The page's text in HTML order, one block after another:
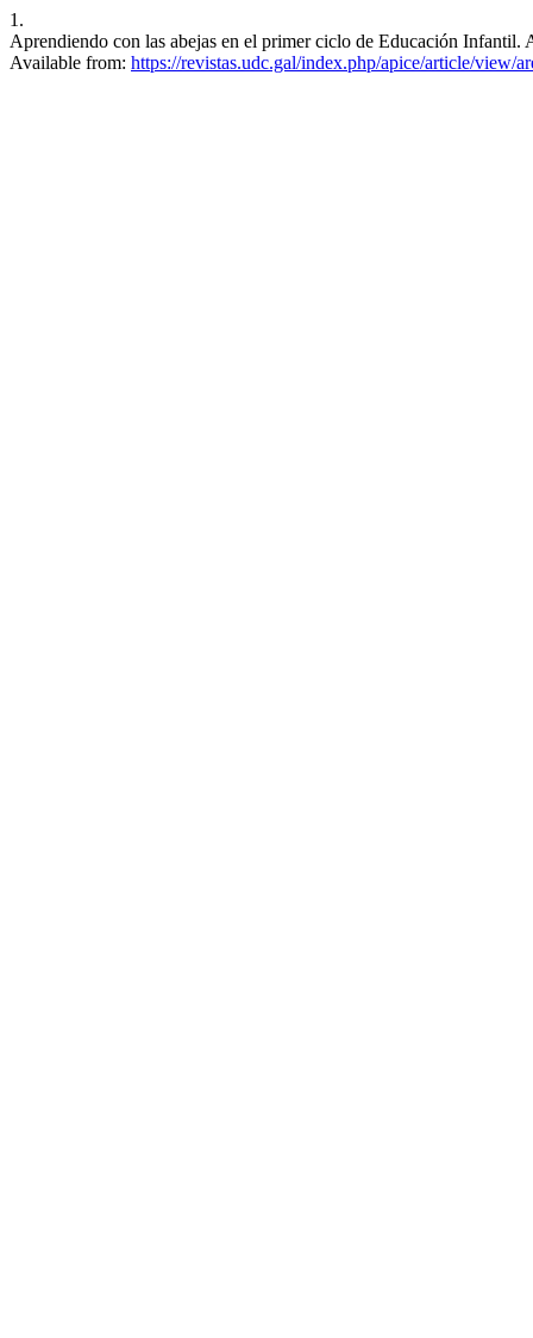
1.
Aprendiendo con las abejas en el primer ciclo de Educación
Available from: https://revistas.udc.gal/index.php/apice/article/view/